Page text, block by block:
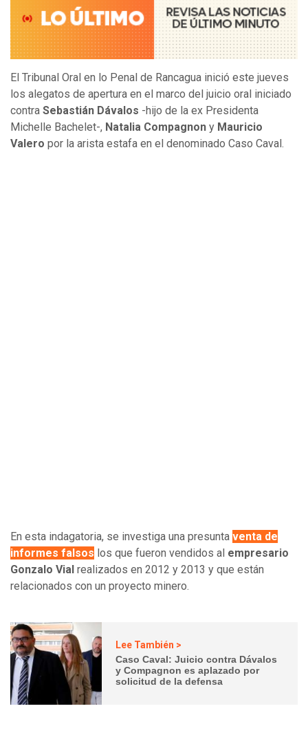
El Tribunal Oral en lo Penal de Rancagua inició este jueves
los alegatos de apertura en el marco del juicio oral iniciado
contra Sebastián Dávalos -hijo de la ex Presidenta
Michelle Bachelet-, Natalia Compagnon y Mauricio
Valero por la arista estafa en el denominado Caso Caval.
En esta indagatoria, se investiga una presunta venta de
informes falsos los que fueron vendidos al empresario
Gonzalo Vial realizados en 2012 y 2013 y que están
relacionados con un proyecto minero.
Lee También >
Caso Caval: Juicio contra Dávalos
y Compagnon es aplazado por
solicitud de la defensa